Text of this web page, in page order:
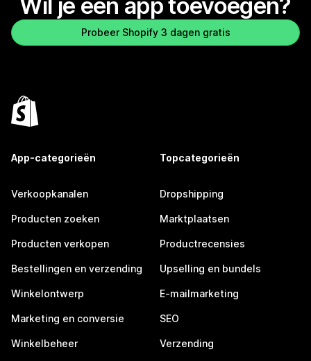
Wil je een app toevoegen?
Probeer Shopify 3 dagen gratis
App-categorieën
Verkoopkanalen
Producten zoeken
Producten verkopen
Bestellingen en verzending
Winkelontwerp
Marketing en conversie
Winkelbeheer
Topcategorieën
Dropshipping
Marktplaatsen
Productrecensies
Upselling en bundels
E-mailmarketing
SEO
Verzending